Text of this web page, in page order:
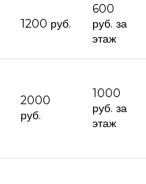
1200 руб.
600
руб. за
этаж
2000
руб.
1000
руб. за
этаж